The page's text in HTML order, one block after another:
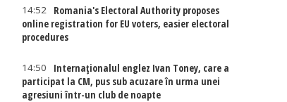
14:52
Romania's Electoral Authority proposes
online registration for EU voters, easier electoral
procedures
14:50
Internaţionalul englez Ivan Toney, care a
participat la CM, pus sub acuzare în urma unei
agresiuni într-un club de noapte